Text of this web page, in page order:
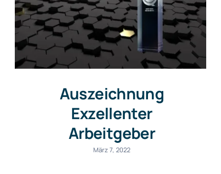
Kanzlei
Auszeichnung
Exzellenter
Arbeitgeber
März 7, 2022